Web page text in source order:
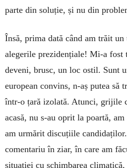
parte din soluție, și nu din
Însă, prima dată când am trăit
alegerile prezidențiale! Mi-a fost
deveni, brusc, un loc ostil. Sunt
european convins, n-aș putea să
într-o țară izolată. Atunci, grijile
acasă, nu s-au oprit la poartă,
am urmărit discuțiile
comentariu în ziar, în care am
situației cu schimbarea